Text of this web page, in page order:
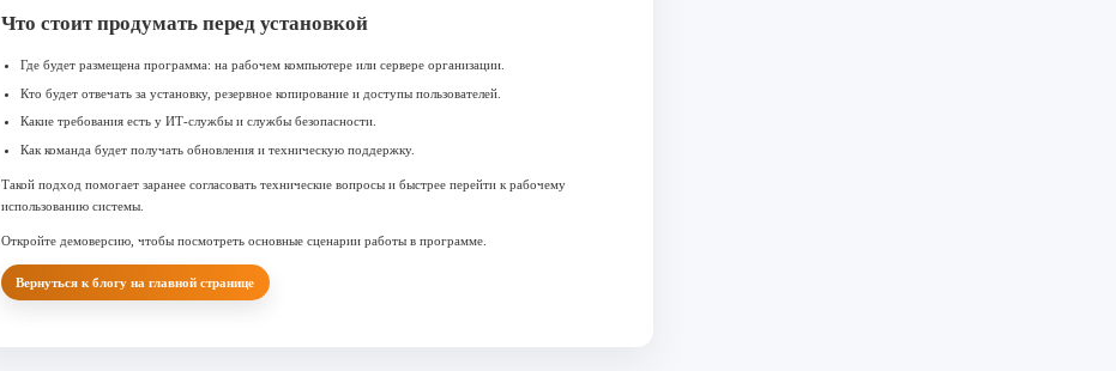
Что стоит продумать перед установкой
Где будет размещена программа: на рабочем компьютере или сервере организации.
Кто будет отвечать за установку, резервное копирование и доступы пользователей.
Какие требования есть у ИТ-службы и службы безопасности.
Как команда будет получать обновления и техническую поддержку.
Такой подход помогает заранее согласовать технические вопросы и быстрее перейти к рабочему
использованию системы.
Откройте демоверсию, чтобы посмотреть основные сценарии работы в программе.
Вернуться к блогу на главной странице